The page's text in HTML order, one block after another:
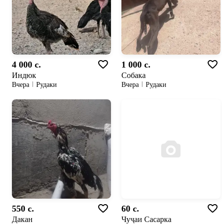
4 000 c.
Индюк
Вчера Рудаки
1 000 c.
Собака
Вчера Рудаки
550 c.
Дакан
60 c.
Чуҷаи Сасарка